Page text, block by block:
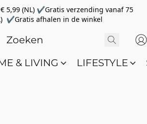
5,99 (NL) ✔Gratis verzending vanaf 75
✔Gratis afhalen in de winkel
& LIVING LIFESTYLE